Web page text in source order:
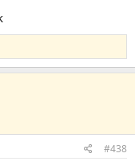
#438